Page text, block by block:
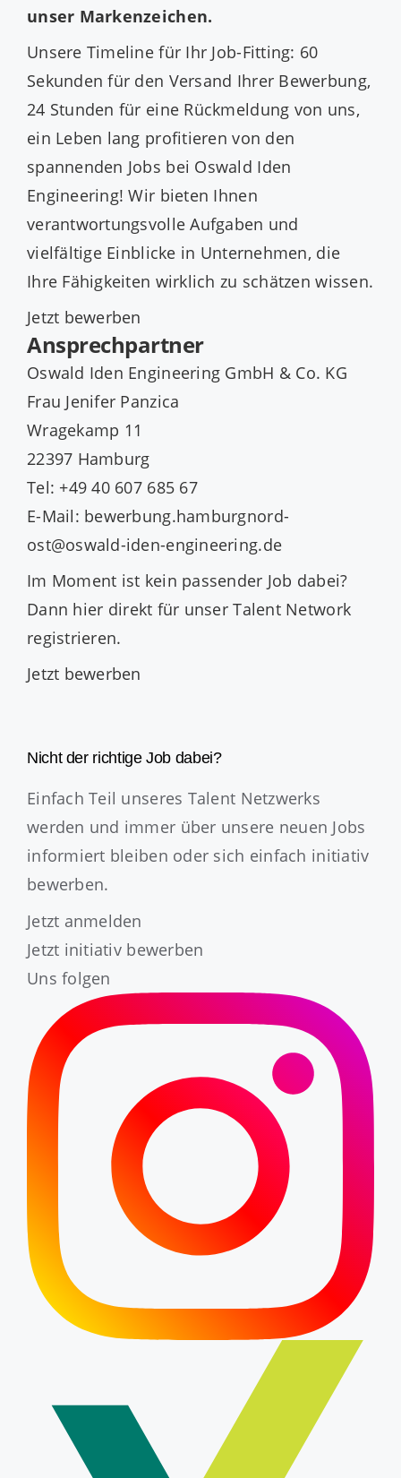
unser Markenzeichen.
Unsere Timeline für Ihr Job-Fitting: 60
Sekunden für den Versand Ihrer Bewerbung,
24 Stunden für eine Rückmeldung von uns,
ein Leben lang profitieren von den
spannenden Jobs bei Oswald Iden
Engineering! Wir bieten Ihnen
verantwortungsvolle Aufgaben und
vielfältige Einblicke in Unternehmen, die
Ihre Fähigkeiten wirklich zu schätzen wissen.
Jetzt bewerben
Ansprechpartner
Oswald Iden Engineering GmbH & Co. KG
Frau Jenifer Panzica
Wragekamp 11
22397 Hamburg
Tel: +49 40 607 685 67
E-Mail: bewerbung.hamburgnord-
ost@oswald-iden-engineering.de
Im Moment ist kein passender Job dabei?
Dann hier direkt für unser Talent Network
registrieren.
Jetzt bewerben
Nicht der richtige Job dabei?
Einfach Teil unseres Talent Netzwerks
werden und immer über unsere neuen Jobs
informiert bleiben oder sich einfach initiativ
bewerben.
Jetzt anmelden
Jetzt initiativ bewerben
Uns folgen